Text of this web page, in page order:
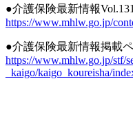
●介護保険最新情報
https://www.mhlw.go.jp/
●介護保険最新情報掲載
https://www.mhlw.go.jp/stf/
_kaigo/kaigo_koureisha/